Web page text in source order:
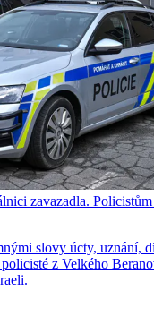
zavazadla. Policistům
slovy úcty, uznání,
z Velkého